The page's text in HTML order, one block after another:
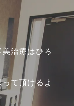
治療はひろ
て頂けるよ